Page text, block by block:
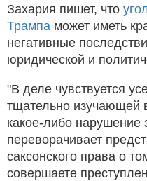
Захария пишет, что
Трампа может иметь
негативные
юридической и
"В деле чувствуется
тщательно изучающей
какое-либо нарушение
переворачивает
саксонского права о
совершаете